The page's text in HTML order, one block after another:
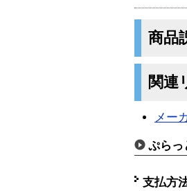
商品
関連
メー
ぷらっ
支払方